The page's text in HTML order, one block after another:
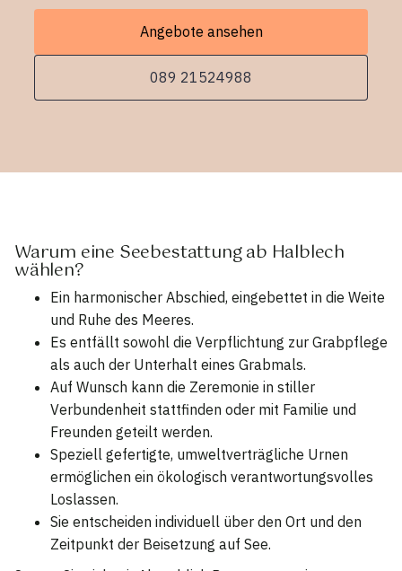
Angebote ansehen
089 21524988
Warum eine Seebestattung ab Halblech
wählen?
Ein harmonischer Abschied, eingebettet in die Weite
und Ruhe des Meeres.
Es entfällt sowohl die Verpflichtung zur Grabpflege
als auch der Unterhalt eines Grabmals.
Auf Wunsch kann die Zeremonie in stiller
Verbundenheit stattfinden oder mit Familie und
Freunden geteilt werden.
Speziell gefertigte, umweltverträgliche Urnen
ermöglichen ein ökologisch verantwortungsvolles
Loslassen.
Sie entscheiden individuell über den Ort und den
Zeitpunkt der Beisetzung auf See.